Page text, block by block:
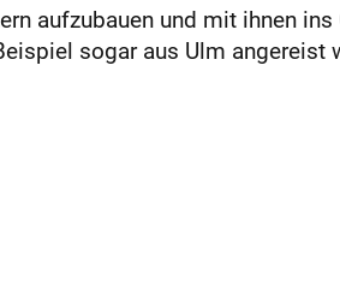
aufzubauen und mit ihnen
sogar aus Ulm angereist